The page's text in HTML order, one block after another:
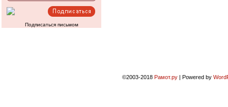
Подписаться письмом
©2003-2018 Рамот.ру | Powered by